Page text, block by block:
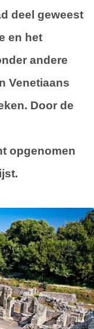
deel geweest
en het
andere
Venetiaans
Door de
opgenomen